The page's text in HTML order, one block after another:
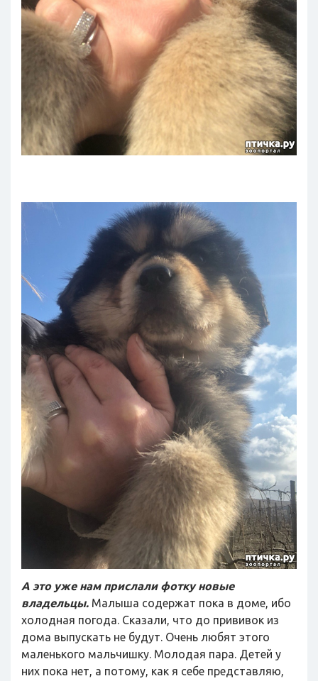
А это уже нам прислали фотку новые
владельцы. Малыша содержат пока в доме, ибо
холодная погода. Сказали, что до прививок из
дома выпускать не будут. Очень любят этого
маленького мальчишку. Молодая пара. Детей у
них пока нет, а потому, как я себе представляю,